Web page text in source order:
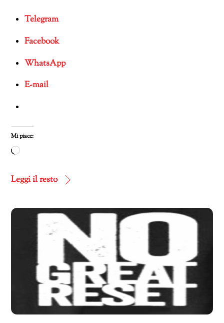
Telegram
Facebook
WhatsApp
E-mail
Mi piace:
Caricamento
corso…
Leggi il resto